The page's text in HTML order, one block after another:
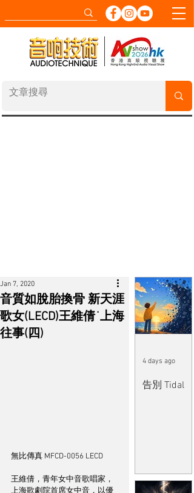
音質如脫胎換骨 新天涯
歌女(LECD)王維倩˙上海
往事(四)
Jan 7, 2020
無比傳真 MFCD-0056 LECD
王維倩，青年女中音歌唱家，
上海歌劇院首席女中音，以優
告別 Tidal
4 days ago